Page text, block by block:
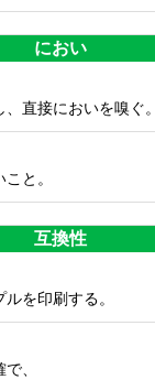
におい
直接においを嗅ぐ。
と。
互換性
を印刷する。
、